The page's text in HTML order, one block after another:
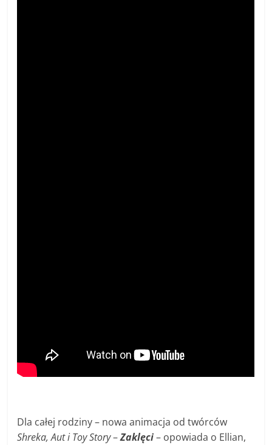
Dla całej rodziny – nowa animacja od twórców
Shreka, Aut i Toy Story–Zaklęci– opowiada o Ellian,